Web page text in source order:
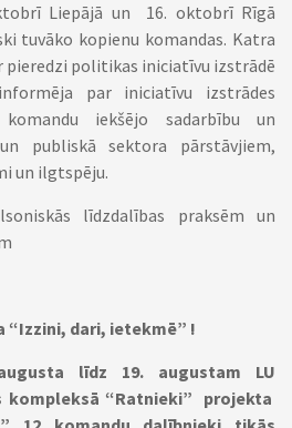
Liepājā un 16. oktobrī Rīgā
tuvāko kopienu komandas. Katra
pieredzi politikas iniciatīvu izstrādē
par iniciatīvu izstrādes
iekšējo sadarbību un
publiskā sektora pārstāvjiem,
un ilgtspēju.
līdzdalības praksēm un
“Izzini, dari, ietekmē” !
līdz 19. augustam LU
kompleksā “Ratnieki” projekta